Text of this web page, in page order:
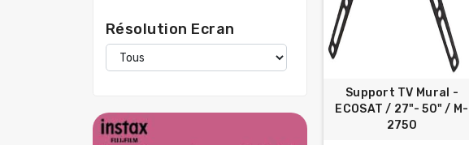
Résolution Ecran
Support TV Mural -
ECOSAT / 27"- 50" / M-
2750